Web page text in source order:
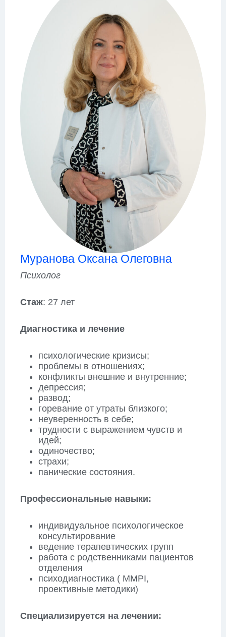
Муранова Оксана Олеговна
Психолог
Стаж: 27 лет
Диагностика и лечение
психологические кризисы;
проблемы в отношениях;
конфликты внешние и внутренние;
депрессия;
развод;
горевание от утраты близкого;
неуверенность в себе;
трудности с выражением чувств и
идей;
одиночество;
страхи;
панические состояния.
Профессиональные навыки:
индивидуальное психологическое
консультирование
ведение терапевтических групп
работа с родственниками пациентов
отделения
психодиагностика ( MMPI,
проективные методики)
Специализируется на лечении: